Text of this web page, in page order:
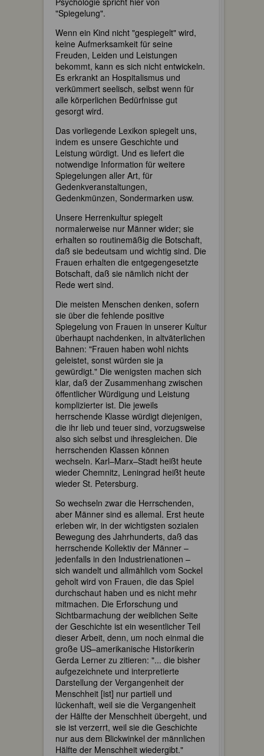
"Spiegelung".
Wenn ein Kind nicht "gespiegelt" wird,
keine Aufmerksamkeit für seine
Freuden, Leiden und Leistungen
bekommt, kann es sich nicht entwickeln.
Es erkrankt an Hospitalismus und
verkümmert seelisch, selbst wenn für
alle körperlichen Bedürfnisse gut
gesorgt wird.
Das vorliegende Lexikon spiegelt uns,
indem es unsere Geschichte und
Leistung würdigt. Und es liefert die
notwendige Information für weitere
Spiegelungen aller Art, für
Gedenkveranstaltungen,
Gedenkmünzen, Sondermarken usw.
Unsere Herrenkultur spiegelt
normalerweise nur Männer wider; sie
erhalten so routinemäßig die Botschaft,
daß sie bedeutsam und wichtig sind. Die
Frauen erhalten die entgegengesetzte
Botschaft, daß sie nämlich nicht der
Rede wert sind.
Die meisten Menschen denken, sofern
sie über die fehlende positive
Spiegelung von Frauen in unserer Kultur
überhaupt nachdenken, in altväterlichen
Bahnen: "Frauen haben wohl nichts
geleistet, sonst würden sie ja
gewürdigt." Die wenigsten machen sich
klar, daß der Zusammenhang zwischen
öffentlicher Würdigung und Leistung
komplizierter ist. Die jeweils
herrschende Klasse würdigt diejenigen,
die ihr lieb und teuer sind, vorzugsweise
also sich selbst und ihresgleichen. Die
herrschenden Klassen können
wechseln. Karl–Marx–Stadt heißt heute
wieder Chemnitz, Leningrad heißt heute
wieder St. Petersburg.
So wechseln zwar die Herrschenden,
aber Männer sind es allemal. Erst heute
erleben wir, in der wichtigsten sozialen
Bewegung des Jahrhunderts, daß das
herrschende Kollektiv der Männer –
jedenfalls in den Industrienationen –
sich wandelt und allmählich vom Sockel
geholt wird von Frauen, die das Spiel
durchschaut haben und es nicht mehr
mitmachen. Die Erforschung und
Sichtbarmachung der weiblichen Seite
der Geschichte ist ein wesentlicher Teil
dieser Arbeit, denn, um noch einmal die
große US–amerikanische Historikerin
Gerda Lerner zu zitieren: "... die bisher
aufgezeichnete und interpretierte
Darstellung der Vergangenheit der
Menschheit [ist] nur partiell und
lückenhaft, weil sie die Vergangenheit
der Hälfte der Menschheit übergeht, und
sie ist verzerrt, weil sie die Geschichte
nur aus dem Blickwinkel der männlichen
Hälfte der Menschheit wiedergibt."